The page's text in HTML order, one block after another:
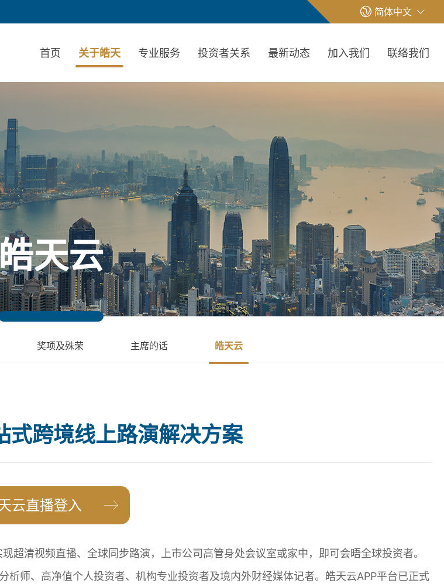
简体中文
首页 关于皓天 专业服务 投资者关系 最新动态 加入我们 联络我们
天云
奖项及殊荣 主席的话 皓天云
式跨境线上路演解决方案
云直播登入
超清视频直播、全球同步路演，上市公司高管身处会议室或家中，即可会晤全球投资者。
师、高净值个人投资者、机构专业投资者及境内外财经媒体记者。皓天云APP平台已正式